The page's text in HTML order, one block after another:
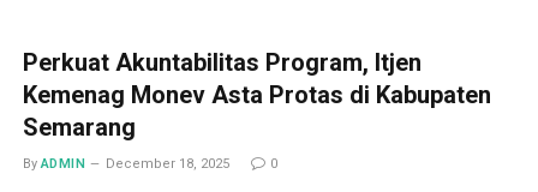
Perkuat Akuntabilitas Program, Itjen
Kemenag Monev Asta Protas di Kabupaten
Semarang
By ADMIN December 18, 2025 0